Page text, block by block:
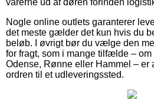
Nogle online outlets garanterer
det meste gælder det kun hvis du
beløb. I øvrigt bør du vælge den
for fragt, som i mange tilfælde – om
Odense, Rønne eller Hammel – er
ordren til et udleveringssted.